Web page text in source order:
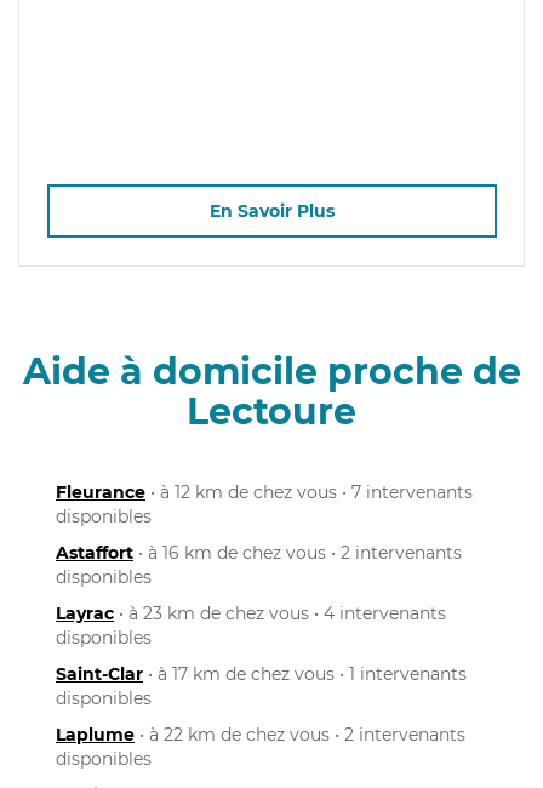
En Savoir Plus
Aide à domicile proche de
Lectoure
Fleurance • à 12 km de chez vous • 7 intervenants
disponibles
Astaffort • à 16 km de chez vous • 2 intervenants
disponibles
Layrac • à 23 km de chez vous • 4 intervenants
disponibles
Saint-Clar • à 17 km de chez vous • 1 intervenants
disponibles
Laplume • à 22 km de chez vous • 2 intervenants
disponibles